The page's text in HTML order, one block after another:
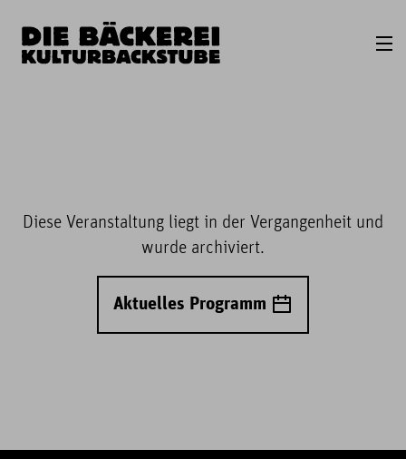
Diese Veranstaltung liegt in der Vergangenheit und
wurde archiviert.
Aktuelles Programm